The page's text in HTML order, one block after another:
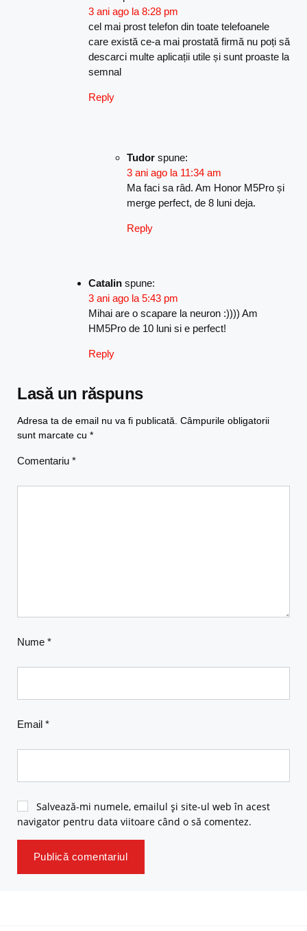
3 ani ago la 8:28 pm
cel mai prost telefon din toate telefoanele
care există ce-a mai prostată firmă nu poți să
descarci multe aplicații utile și sunt proaste la
semnal
Reply
Tudor spune:
3 ani ago la 11:34 am
Ma faci sa râd. Am Honor M5Pro și
merge perfect, de 8 luni deja.
Reply
Catalin spune:
3 ani ago la 5:43 pm
Mihai are o scapare la neuron :)))) Am
HM5Pro de 10 luni si e perfect!
Reply
Lasă un răspuns
Adresa ta de email nu va fi publicată. Câmpurile obligatorii
sunt marcate cu *
Comentariu *
Nume *
Email *
Salvează-mi numele, emailul și site-ul web în acest
navigator pentru data viitoare când o să comentez.